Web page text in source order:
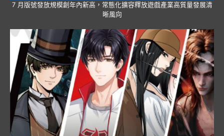
7 月版號發放規模創年內新高，常態化擴容釋放遊戲產業高質量發展清
晰風向